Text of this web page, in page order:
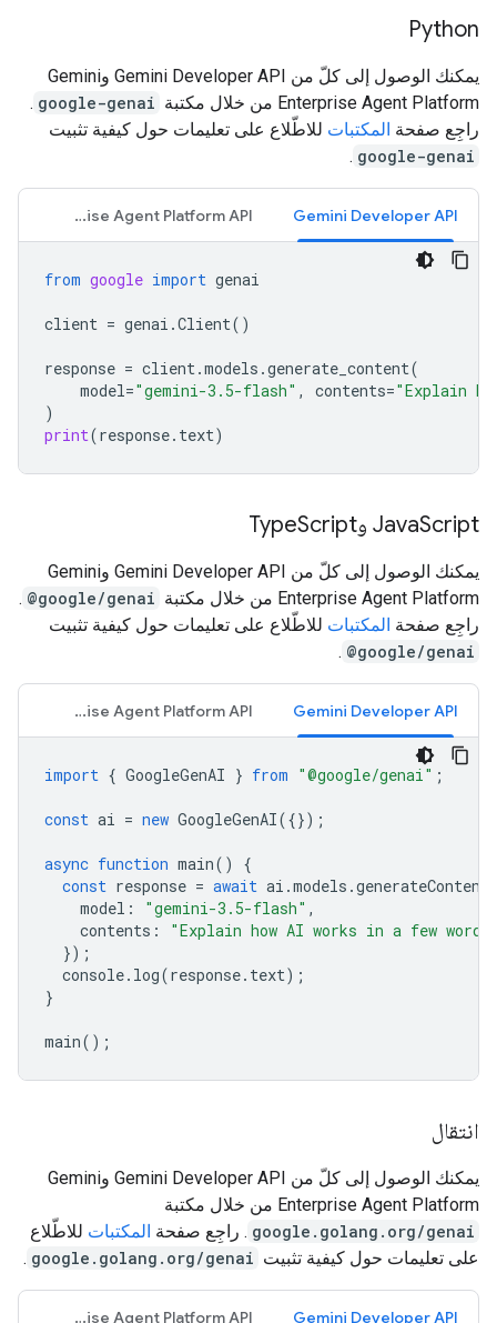
Python
يمكنك الوصول إلى كلّ من Gemini Developer API وGemini
Enterprise Agent Platform من خلال مكتبة
google-genai
.
راجِع صفحة المكتبات للاطّلاع على تعليمات حول كيفية تثبيت
google-genai
.
Gemini Developer API
Gemini Enterprise Agent Platform API
from google import genai
client = genai .Client()
response = client.models .generate_content(
model="gemini-3.5-flash" , contents="Explain
)
print(response. text)
JavaScript وType Script
يمكنك الوصول إلى كلّ من Gemini Developer API وGemini
Enterprise Agent Platform من خلال مكتبة
@google/genai
.
راجِع صفحة المكتبات للاطّلاع على تعليمات حول كيفية تثبيت
@google/genai
.
Gemini Developer API
Gemini Enterprise Agent Platform API
import { GoogleGenAI } from "@google/genai" ;
const ai = new GoogleGenAI({});
async function main()
{
const response = await ai .models .generateContent
model : "gemini-3.5-flash" ,
contents :
"Explain how AI works in a few
});
console. log(response. text);
}
main();
انتقال
يمكنك الوصول إلى كلّ من Gemini Developer API وGemini
Enterprise Agent Platform من خلال مكتبة
google.golang.org/genai . راجِع صفحة المكتبات للاطّلاع
على تعليمات حول كيفية تثبيت google.golang.org/genai
.
Gemini Developer API
Gemini Enterprise Agent Platform API